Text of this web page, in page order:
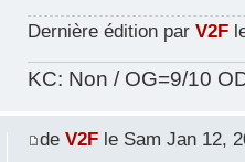
Dernière édition par V2F
KC: Non / OG=9/10
de V2Fle Sam Jan 12,